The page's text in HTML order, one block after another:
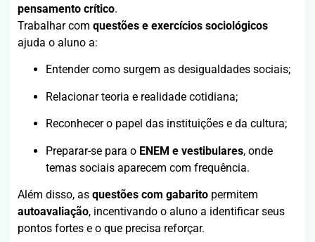
pensamento crítico.
Trabalhar com questões e exercícios sociológicos
ajuda o aluno a:
Entender como surgem as desigualdades sociais;
Relacionar teoria e realidade cotidiana;
Reconhecer o papel das instituições e da cultura;
Preparar-se para o ENEM e vestibulares, onde
temas sociais aparecem com frequência.
Além disso, as questões com gabarito permitem
autoavaliação, incentivando o aluno a identificar seus
pontos fortes e o que precisa reforçar.